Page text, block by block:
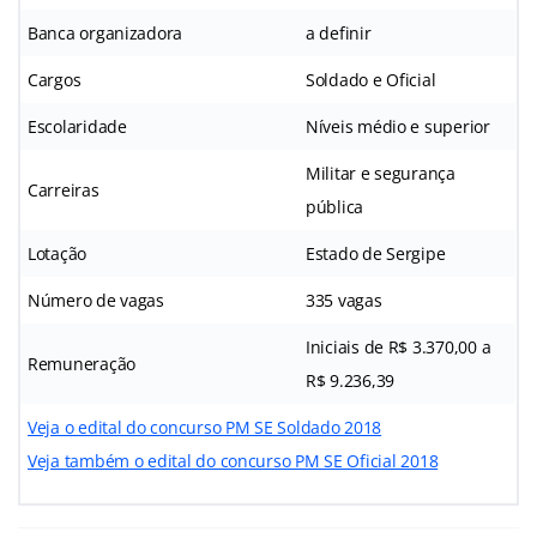
Banca organizadora a definir
Cargos Soldado e Oficial
Escolaridade Níveis médio e superior
Carreiras
Militar e segurança
pública
Lotação Estado de Sergipe
Número de vagas 335 vagas
Remuneração
Iniciais de R$ 3.370,00 a
R$ 9.236,39
Veja o edital do concurso PM SE Soldado 2018
Veja também o edital do concurso PM SE Oficial 2018